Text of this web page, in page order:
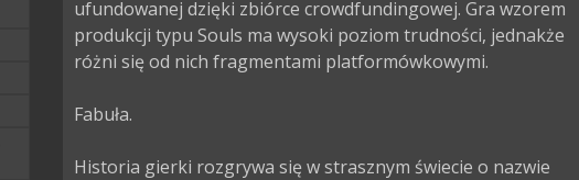
ufundowanej dzięki zbiórce crowdfundingowej. Gra wzorem
produkcji typu Souls ma wysoki poziom trudności, jednakże
różni się od nich fragmentami platformówkowymi.
Fabuła.
Historia gierki rozgrywa się w strasznym świecie o nazwie